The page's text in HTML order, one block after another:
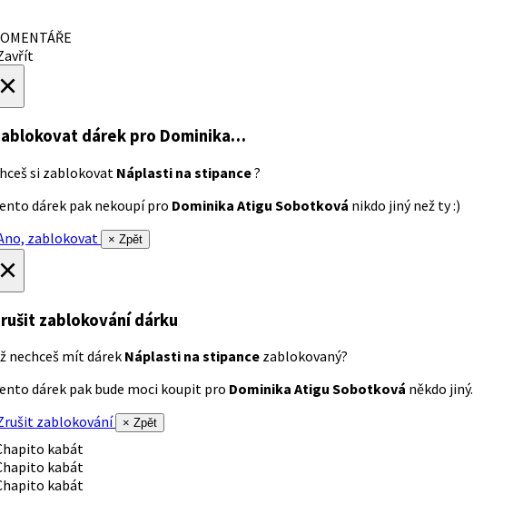
dárek pro Dominika…
si zablokovat Náplasti na stipance?
dárek pak nekoupí pro Dominika Atigu Sobotková nikdo jiný než ty :)
zablokovat
× Zpět
zablokování dárku
nechceš mít dárek Náplasti na stipance zablokovaný?
dárek pak bude moci koupit pro Dominika Atigu Sobotková někdo jiný.
zablokování
× Zpět